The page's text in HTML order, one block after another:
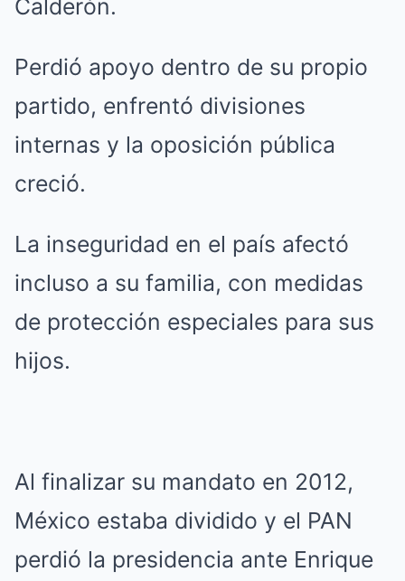
Calderón.
Perdió apoyo dentro de su propio
partido, enfrentó divisiones
internas y la oposición pública
creció.
La inseguridad en el país afectó
incluso a su familia, con medidas
de protección especiales para sus
hijos.
Al finalizar su mandato en 2012,
México estaba dividido y el PAN
perdió la presidencia ante Enrique